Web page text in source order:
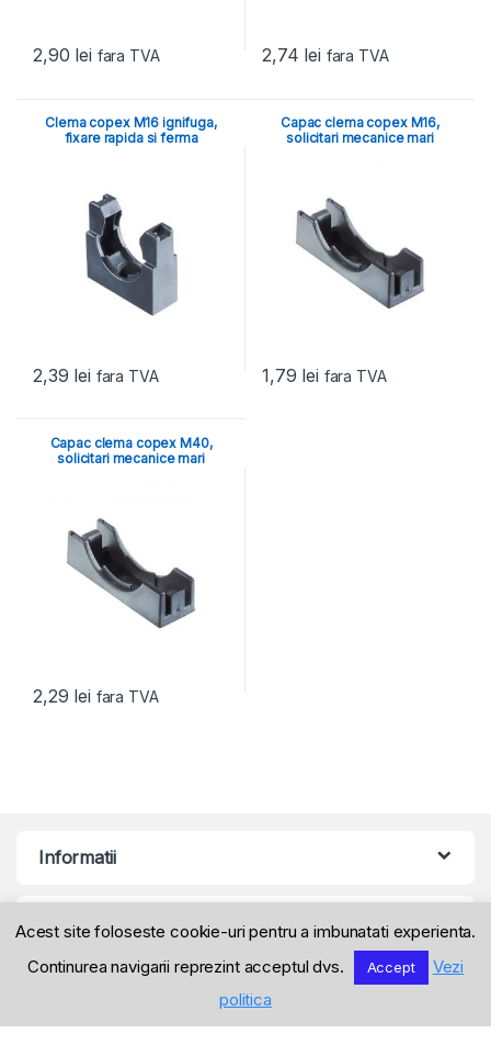
2,90 lei fara TVA 2,74 lei fara TVA
Clema copex M16 ignifuga,
fixare rapida si ferma
2,39 lei fara TVA
Capac clema copex M16,
solicitari mecanice mari
1,79 lei fara TVA
Capac clema copex M40,
solicitari mecanice mari
2,29 lei fara TVA
Informatii
Produse
Acest site foloseste cookie-uri pentru a imbunatati experienta.
Continurea navigarii reprezint acceptul dvs.
Accept
Vezi
politica